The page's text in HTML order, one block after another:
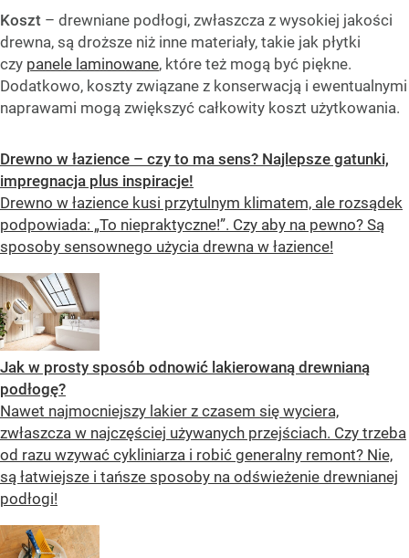
Koszt – drewniane podłogi, zwłaszcza z wysokiej jakości
drewna, są droższe niż inne materiały, takie jak płytki
czy panele laminowane, które też mogą być piękne.
Dodatkowo, koszty związane z konserwacją i ewentualnymi
naprawami mogą zwiększyć całkowity koszt użytkowania.
Drewno w łazience – czy to ma sens? Najlepsze gatunki,
impregnacja plus inspiracje!
Drewno w łazience kusi przytulnym klimatem, ale rozsądek
podpowiada: „To niepraktyczne!”. Czy aby na pewno? Są
sposoby sensownego użycia drewna w łazience!
Jak w prosty sposób odnowić lakierowaną drewnianą
podłogę?
Nawet najmocniejszy lakier z czasem się wyciera,
zwłaszcza w najczęściej używanych przejściach. Czy trzeba
od razu wzywać cykliniarza i robić generalny remont? Nie,
są łatwiejsze i tańsze sposoby na odświeżenie drewnianej
podłogi!